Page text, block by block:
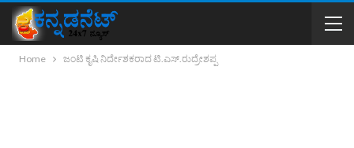
Home ಜಂಟಿ ಕೃಷಿ ನಿರ್ದೇಶಕರಾದ ಟಿ.ಎಸ್.ರುದ್ರೇಶಪ್ಪ